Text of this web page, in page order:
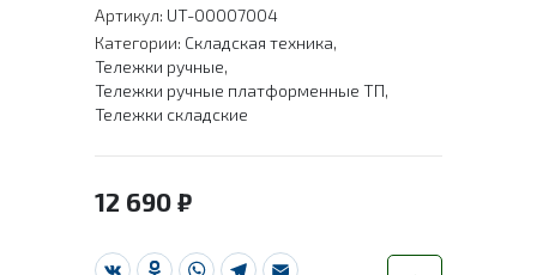
Артикул: UT-00007004
Категории: Складская техника,
Тележки ручные,
Тележки ручные платформенные ТП,
Тележки складские
12 690 ₽